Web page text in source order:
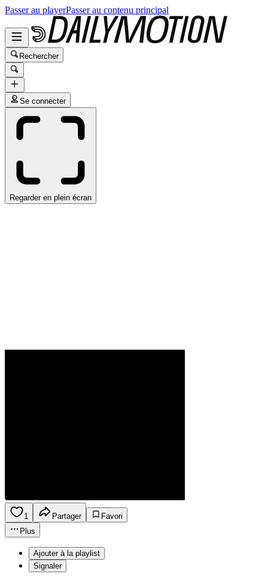
Passer au playerPasser au contenu principal
Rechercher
Se connecter
Regarder en plein écran
1 Partager
Favori
Plus
Ajouter à la playlist
Signaler